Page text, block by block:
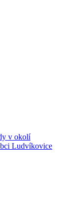
v okolí
Ludvíkovice